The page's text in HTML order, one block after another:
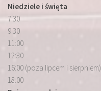
Niedziele i święta
7:30
9:30
11:00
12:30
16:00 (poza lipcem i sierpniem)
18:00